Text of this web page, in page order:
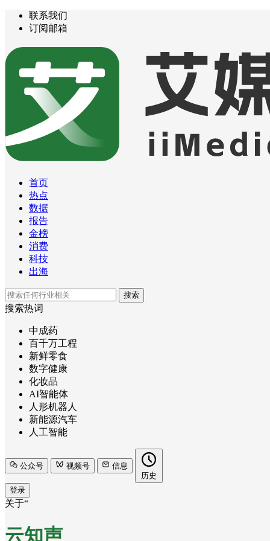
联系我们
订阅邮箱
首页
热点
数据
报告
金榜
消费
科技
出海
搜索
搜索热词
中成药
百千万工程
新鲜零食
数字健康
化妆品
AI智能体
人形机器人
新能源汽车
人工智能
公众号 视频号
信息
历史
登录
关于“
云知声